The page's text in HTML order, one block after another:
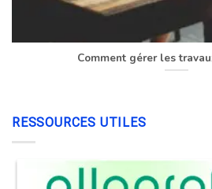
Comment gérer les
RESSOURCES UTILES